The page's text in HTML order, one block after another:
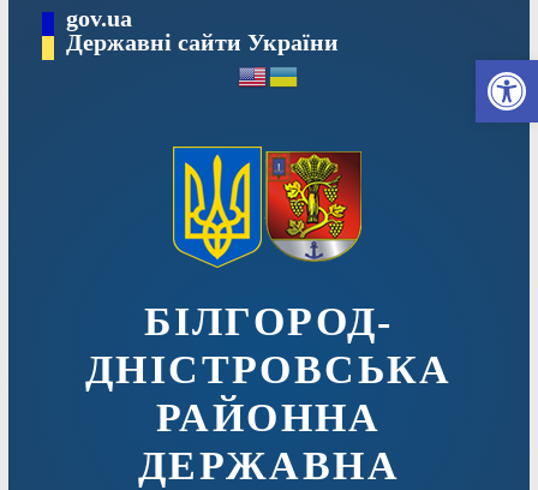
вмісту
gov.ua
Державні сайти України
БІЛГОРОД-
ДНІСТРОВСЬКА
РАЙОННА
ДЕРЖАВНА